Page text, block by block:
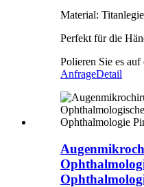
Material:
Perfekt für die
Polieren Sie es
AnfrageDetail